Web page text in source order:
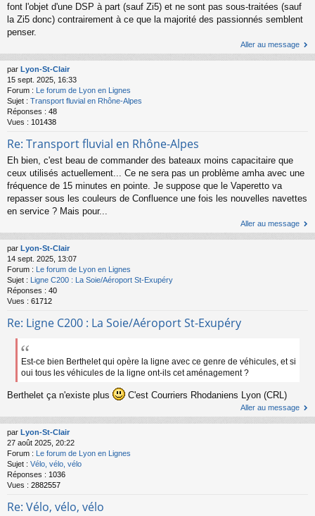
font l'objet d'une DSP à part (sauf Zi5) et ne sont pas sous-traitées (sauf
la Zi5 donc) contrairement à ce que la majorité des passionnés semblent
penser.
Aller au message
par Lyon-St-Clair
15 sept. 2025, 16:33
Forum : Le forum de Lyon en Lignes
Sujet : Transport fluvial en Rhône-Alpes
Réponses : 48
Vues : 101438
Re: Transport fluvial en Rhône-Alpes
Eh bien, c'est beau de commander des bateaux moins capacitaire que
ceux utilisés actuellement... Ce ne sera pas un problème amha avec une
fréquence de 15 minutes en pointe. Je suppose que le Vaperetto va
repasser sous les couleurs de Confluence une fois les nouvelles navettes
en service ? Mais pour...
Aller au message
par Lyon-St-Clair
14 sept. 2025, 13:07
Forum : Le forum de Lyon en Lignes
Sujet : Ligne C200 : La Soie/Aéroport St-Exupéry
Réponses : 40
Vues : 61712
Re: Ligne C200 : La Soie/Aéroport St-Exupéry
Est-ce bien Berthelet qui opère la ligne avec ce genre de véhicules, et si
oui tous les véhicules de la ligne ont-ils cet aménagement ?
Berthelet ça n'existe plus C'est Courriers Rhodaniens Lyon (CRL)
Aller au message
par Lyon-St-Clair
27 août 2025, 20:22
Forum :
Le forum de Lyon en Lignes
Sujet : Vélo, vélo, vélo
Réponses : 1036
Vues : 2882557
Re: Vélo, vélo, vélo